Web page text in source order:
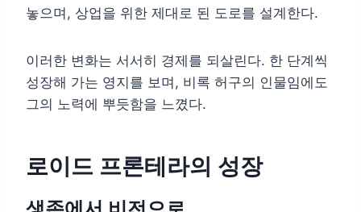
놓으며, 상업을 위한 제대로 된 도로를 설계한다.
이러한 변화는 서서히 경제를 되살린다. 한 단계씩
성장해 가는 영지를 보며, 비록 허구의 인물임에도
그의 노력에 뿌듯함을 느꼈다.
로이드 프론테라의 성장